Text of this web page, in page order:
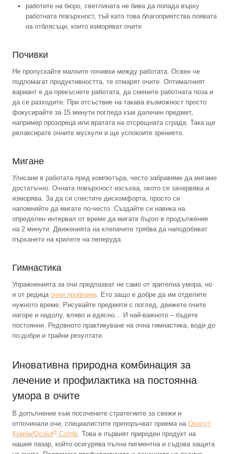
работите на бюро, светлината не бива да попада върху
работната повърхност, тъй като това благоприятства появата
на отблясъци, които изморяват очите
Почивки
Не пропускайте малките почивки между работата. Освен че
подпомагат продуктивността, те отмарят очите. Оптималният
вариант е да прекъснете работата, да смените работната поза и
да се разходите. При отсъствие на такава възможност просто
фокусирайте за 15 минути погледа към далечен предмет,
например прозореца или вратата на отсрещната сграда. Така ще
релаксирате очните мускули и ще успокоите зрението.
Мигане
Улисани в работата пред компютъра, често забравяме да мигаме
достатъчно. Очната повърхност изсъхва, окото се зачервява и
изморява. За да си спестите дискомфорта, просто си
напомняйте да мигате по-често. Създайте си навика на
определен интервал от време да мигате бързо в продължение
на 2 минути. Движенията на клепачите трябва да наподобяват
пърхането на крилете на пеперуда.
Гимнастика
Упражненията за очи предпазват не само от зрителна умора, но
и от редица очни проблеми . Ето защо е добре да им отделите
нужното време. Рисувайте предмети с поглед, движете очите
нагоре и надолу, вляво и вдясно… И най-важното – бъдете
постоянни. Редовното практикуване на очна гимнастика, води до
по-добри и трайни резултати.
Иновативна природна комбинация за
лечение и профилактика на постоянна
умора в очите
В допълнение към посочените стратегиите за свежи и
отпочинали очи, специалистите препоръчват приема на Околут
Комби/Ocolut®Combi . Това е първият природен продукт на
нашия пазар, който осигурява пълна пигментна и съдова защита